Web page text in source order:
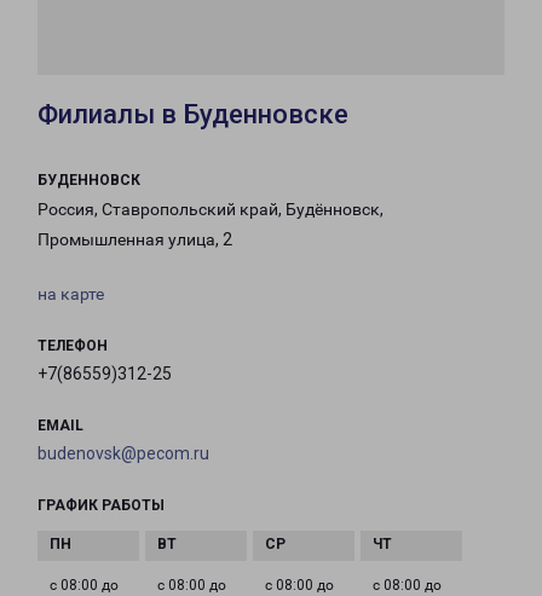
Филиалы в Буденновске
БУДЕННОВСК
Россия, Ставропольский край, Будённовск,
Промышленная улица, 2
на карте
ТЕЛЕФОН
+7(86559)312-25
EMAIL
budenovsk@pecom.ru
ГРАФИК РАБОТЫ
с 08:00 до
с 08:00 до
с 08:00 до
с 08:00 до